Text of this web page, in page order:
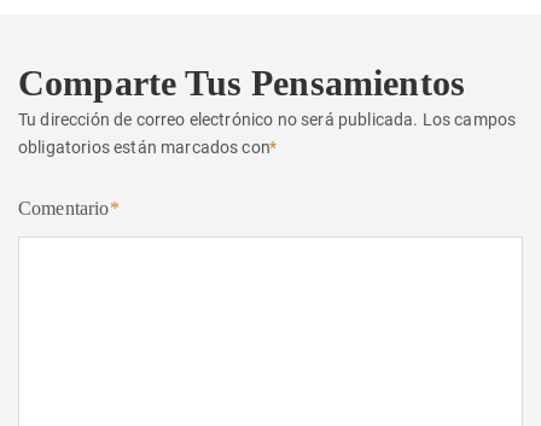
Comparte Tus Pensamientos
Tu dirección de correo electrónico no será publicada. Los campos
obligatorios están marcados con*
Comentario*